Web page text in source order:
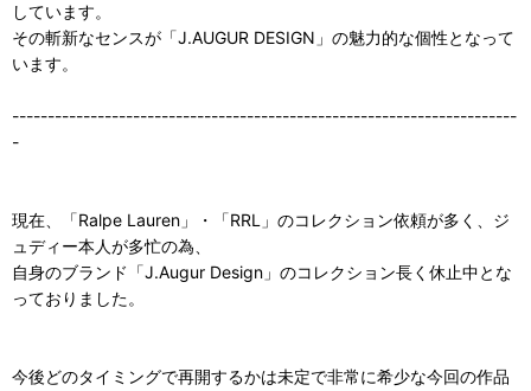
しています。
その斬新なセンスが「J.AUGUR DESIGN」の魅力的な個性となって
います。
-----------------------------------------------------------------------
-
現在、「Ralpe Lauren」・「RRL」のコレクション依頼が多く、ジ
ュディー本人が多忙の為、
自身のブランド「J.Augur Design」のコレクション長く休止中とな
っておりました。
今後どのタイミングで再開するかは未定で非常に希少な今回の作品